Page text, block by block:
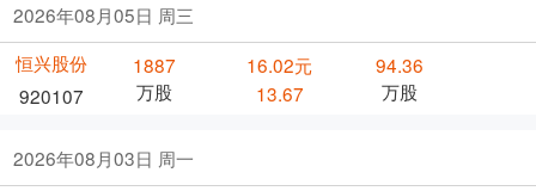
2026年08月05日 周三
恒兴股份
920107
1887
万股
16.02元
13.67
94.36
万股
2026年08月03日 周一